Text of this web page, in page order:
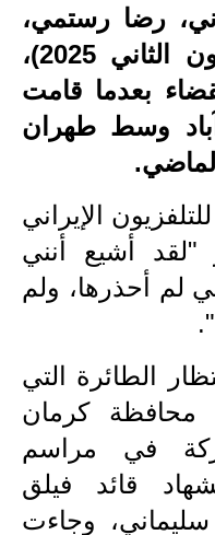
الامنية
الاقتصادية
الرياضية
وقرارات وزارة التربية
الامتحانات
الابتدائية
المتوسطة
الاعدادية
وزارية
المرحلة الابتدائية
رضا رستمي،
مساء الخميس، (9 كانون الثاني 2025)،
بعدما قامت
وسط طهران
الإيراني
أشيع أنني
لم أحذرها، ولم
الطائرة التي
محافظة كرمان
في مراسم
قائد فيلق
وجاءت